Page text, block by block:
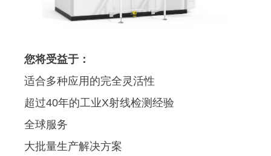
您将受益于：
适合多种应用的完全灵活性
超过40年的工业X射线检测经验
全球服务
大批量生产解决方案